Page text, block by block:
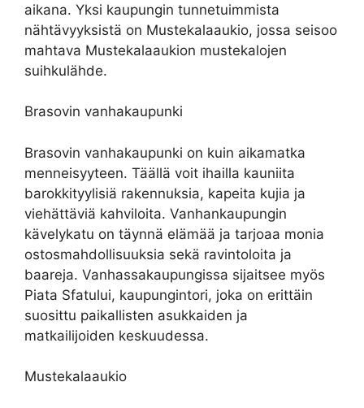
aikana. Yksi kaupungin tunnetuimmista
nähtävyyksistä on Mustekalaaukio, jossa seisoo
mahtava Mustekalaaukion mustekalojen
suihkulähde.
Brasovin vanhakaupunki
Brasovin vanhakaupunki on kuin aikamatka
menneisyyteen. Täällä voit ihailla kauniita
barokkityylisiä rakennuksia, kapeita kujia ja
viehättäviä kahviloita. Vanhankaupungin
kävelykatu on täynnä elämää ja tarjoaa monia
ostosmahdollisuuksia sekä ravintoloita ja
baareja. Vanhassakaupungissa sijaitsee myös
Piata Sfatului, kaupungintori, joka on erittäin
suosittu paikallisten asukkaiden ja
matkailijoiden keskuudessa.
Mustekalaaukio